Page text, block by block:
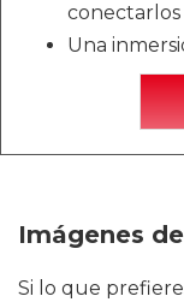
conectarlos
Una
Imágenes
Si lo que